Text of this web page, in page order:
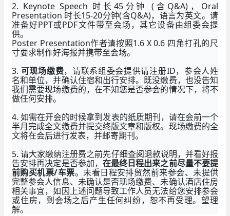
2. Keynote Speech 时长45分钟 (含Q&A)，Oral
Presentation 时长15-20分钟(含Q&A)，语言为英文。请
准备好PPT或PDF文件带至会场，其它设备由组委会提
供。
Poster Presentation作者请按照1.6 X 0.6 四角打孔的尺
寸要求制作好海报并携带至会场。
3. 可现场缴费，请联系组委会提供请注册ID，参会人姓
名和单位，并确认住宿和出行安排。既没缴费，也没告知
我们需要现场缴费的，在不知您是否参会的情况下，将不
做任何安排。
4. 如需在开会的时候拿到发表的纸质期刊，请在会前一个
半月完成全文缴费并提交终版文章和版权。现场缴费的全
文将在会后进行发表，并邮寄期刊。
5. 请大家缴纳注册费之前先仔细查阅退款说明，并看好报
告安排再决定是否参加， 在最终日程出来之前尽量不要提
前购买机票/车票。未看日程安排贸然前来参会、未提供
完整参会人信息、未确认是否现场缴费、未确认酒店住房
相关事宜，如因上述问题导致工作人员无法给您安排参会
或住房，到会场之后产生任何纠纷，恕不再受理。望理
解。